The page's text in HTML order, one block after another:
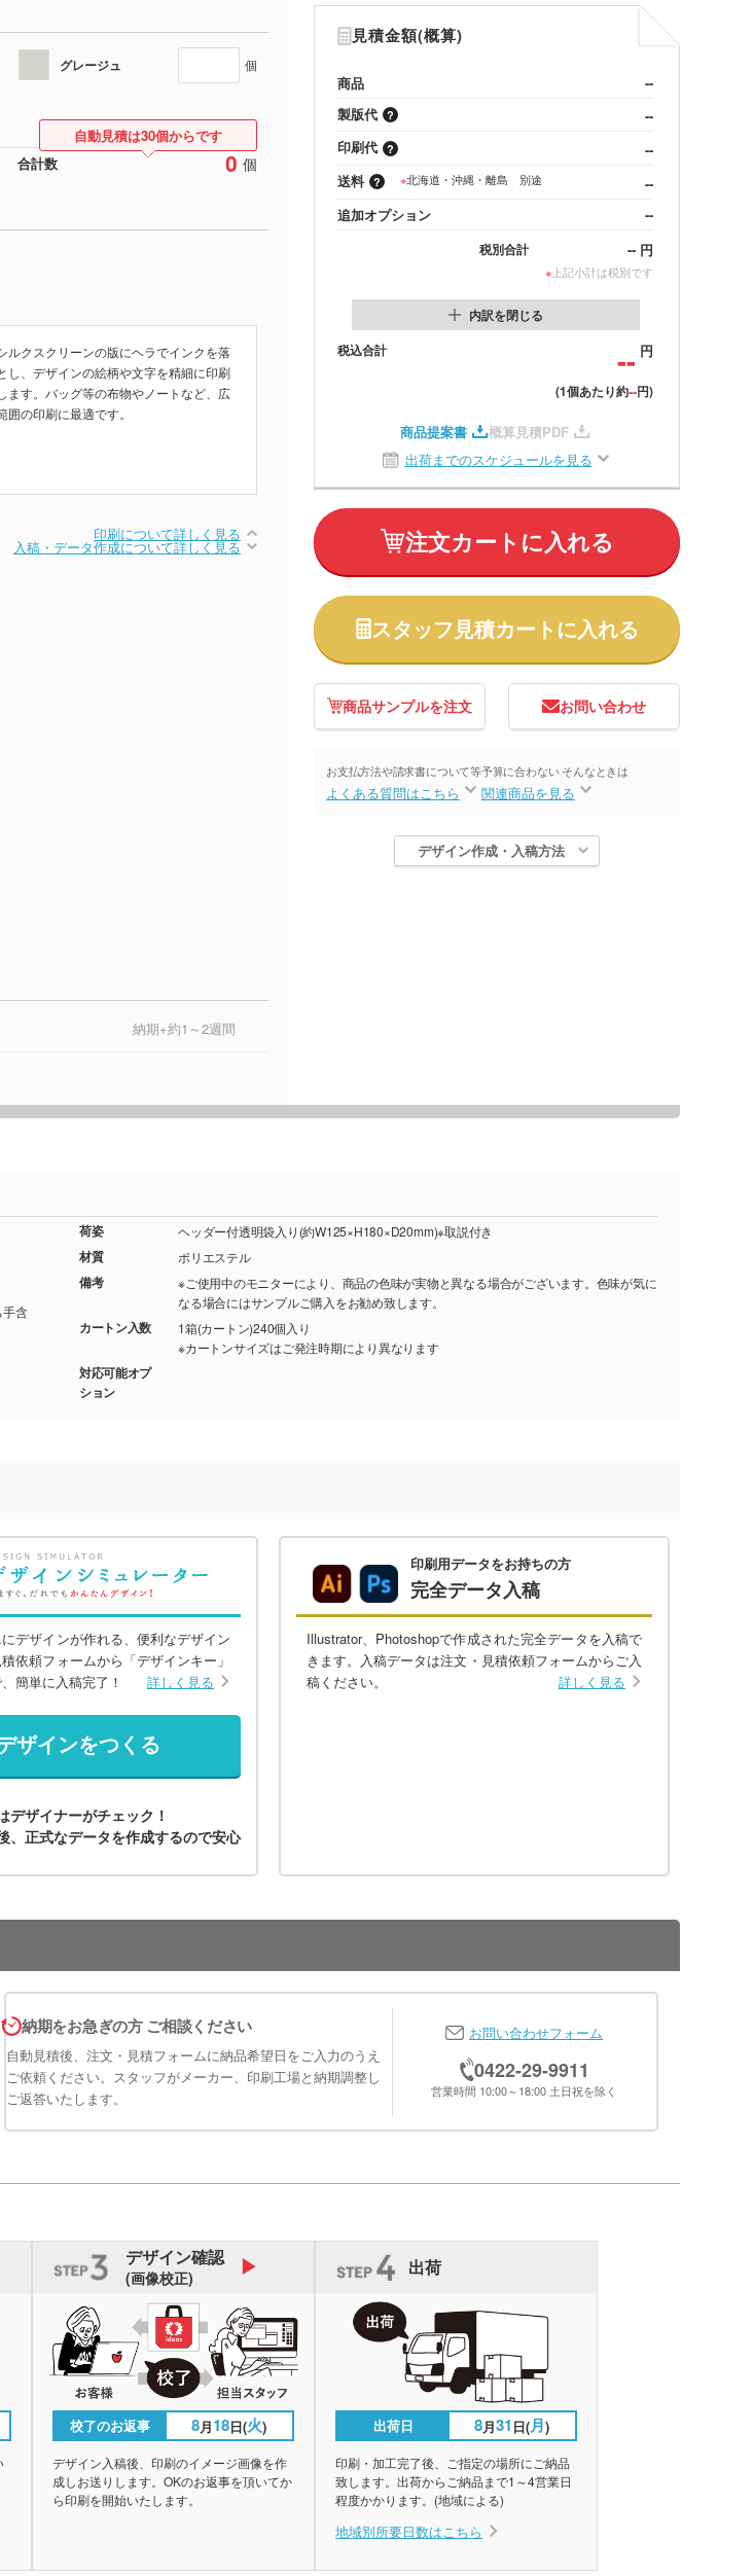
グレージュ 個
合計数 0 個
自動見積は30個からです
ルクスクリーンの版にヘラでインクを落
し、デザインの絵柄や文字を精細に印刷
ます。バッグ等の布物やノートなど、広
囲の印刷に最適です。
印刷について詳しく見る
入稿・データ作成について詳しく見る
納期+約1～2週間
見積金額(概算)
商品
--
製版代
--
印刷代
--
送料
※北海道・沖縄・離島 別途
--
追加オプション
--
税別合計 -- 円
※ 上記小計は税別です
内訳を閉じる
税込合計
-- 円
(1個あたり約--円)
商品提案書
概算見積PDF
出荷までのスケジュールを見る
注文カートに入れる
スタッフ見積カートに入れる
商品サンプルを注文 お問い合わせ
お支払方法や請求書について等
よくある質問はこちら
予算に合わない そんなときは
関連商品を見る
デザイン作成・入稿方法
手含
荷姿 ヘッダー付透明袋入り(約W125×H180×D20mm)※取説付き
材質 ポリエステル
備考
※ご使用中のモニターにより、商品の色味が実物と異なる場合がございます。色味が気に
なる場合にはサンプルご購入をお勧め致します。
カートン入数
1箱(カートン)240個入り
※カートンサイズはご発注時期により異なります
対応可能オプ
ション
デザインが作れる、便利なデザイン
依頼フォームから「デザインキー」
簡単に入稿完了！
詳しく見る
ザインをつくる
デザイナーがチェック！
、正式なデータを作成するので安心
印刷用データをお持ちの方
完全データ入稿
Illustrator、Photoshopで作成された完全データを入稿で
きます。入稿データは注文・見積依頼フォームからご入
稿ください。
詳しく見る
納期をお急ぎの方 ご相談ください
自動見積後、注文・見積フォームに納品希望日をご入力のうえ
ご依頼ください。スタッフがメーカー、印刷工場と納期調整し
ご返答いたします。
お問い合わせフォーム
0422-29-9911
営業時間 10:00～18:00 土日祝を除く
デザイン確認
(画像校正)
校了のお返事 8月18日(火)
デザイン入稿後、印刷のイメージ画像を作
成しお送りします。OKのお返事を頂いてか
ら印刷を開始いたします。
出荷
出荷日 8月31 日(月)
印刷・加工完了後、ご指定の場所にご納品
致します。出荷からご納品まで1～4営業日
程度かかります。(地域による)
地域別所要日数はこちら